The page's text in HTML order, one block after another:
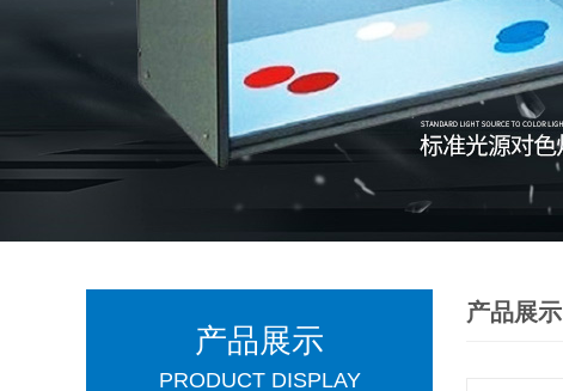
产品展示
PRODUCT DISPLAY
产品展示